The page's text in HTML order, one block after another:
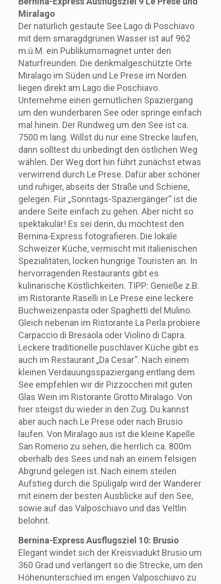
Miralago
Der natürlich gestaute See Lago di Poschiavo
mit dem smaragdgrünen Wasser ist auf 962
m.ü.M. ein Publikumsmagnet unter den
Naturfreunden. Die denkmalgeschützte Orte
Miralago im Süden und Le Prese im Norden
liegen direkt am Lago die Poschiavo.
Unternehme einen gemütlichen Spaziergang
um den wunderbaren See oder springe einfach
mal hinein. Der Rundweg um den See ist ca.
7500 m lang. Willst du nur eine Strecke laufen,
dann solltest du unbedingt den östlichen Weg
wählen. Der Weg dort hin führt zunächst etwas
verwirrend durch Le Prese. Dafür aber schöner
und ruhiger, abseits der Straße und Schiene,
gelegen. Für „Sonntags-Spaziergänger“ ist die
andere Seite einfach zu gehen. Aber nicht so
spektakulär! Es sei denn, du möchtest den
Bernina-Express fotografieren. Die lokale
Schweizer Küche, vermischt mit italienischen
Spezialitäten, locken hungrige Touristen an. In
hervorragenden Restaurants gibt es
kulinarische Köstlichkeiten. TIPP: Genieße z.B.
im Ristorante Raselli in Le Prese eine leckere
Buchweizenpasta oder Spaghetti del Mulino.
Gleich nebenan im Ristorante La Perla probiere
Carpaccio di Bresaola oder Violino di Capra.
Leckere traditionelle puschlaver Küche gibt es
auch im Restaurant „Da Cesar“. Nach einem
kleinen Verdauungsspaziergang entlang dem
See empfehlen wir dir Pizzoccheri mit guten
Glas Wein im Ristorante Grotto Miralago. Von
hier steigst du wieder in den Zug. Du kannst
aber auch nach Le Prese oder nach Brusio
laufen. Von Miralago aus ist die kleine Kapelle
San Romerio zu sehen, die herrlich ca. 800m
oberhalb des Sees und nah an einem felsigen
Abgrund gelegen ist. Nach einem steilen
Aufstieg durch die Spüligalp wird der Wanderer
mit einem der besten Ausblicke auf den See,
sowie auf das Valposchiavo und das Veltlin
belohnt.
Bernina-Express Ausflugsziel 10: Brusio
Elegant windet sich der Kreisviadukt Brusio um
360 Grad und verlängert so die Strecke, um den
Höhenunterschied im engen Valposchiavo zu